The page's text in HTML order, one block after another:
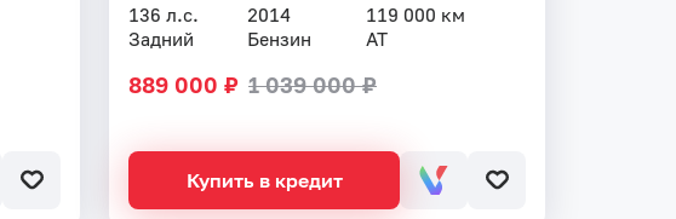
136 л.с. 2014
119 000 км
Задний
Бензин AT
889 000 ₽ 1 039 000 ₽
Купить в кредит